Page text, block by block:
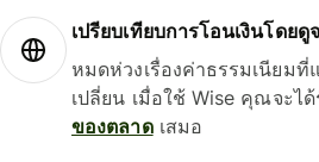
เปรียบเทียบการโอนเงินโดย
หมดห่วงเรื่องค่าธรรมเนียม
เปลี่ยน เมื่อใช้ Wise คุณจะได้
ของตลาดเสมอ